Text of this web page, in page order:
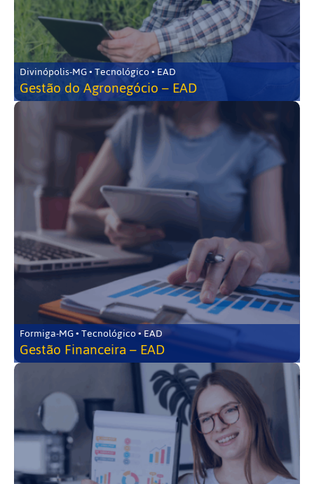
Divinópolis-MG • Tecnológico • EAD
Gestão do Agronegócio – EAD
Formiga-MG • Tecnológico • EAD
Gestão Financeira – EAD